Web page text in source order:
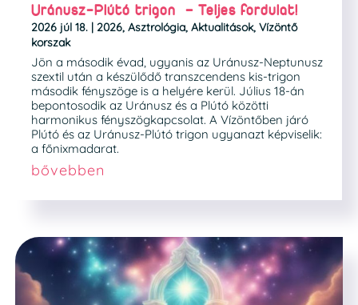
Uránusz-Plútó trigon – Teljes fordulat!
2026 júl 18. | 2026, Asztrológia, Aktualitások, Vízöntő
korszak
Jön a második évad, ugyanis az Uránusz-Neptunusz
szextil után a készülődő transzcendens kis-trigon
második fényszöge is a helyére kerül. Július 18-án
bepontosodik az Uránusz és a Plútó közötti
harmonikus fényszögkapcsolat. A Vízöntőben járó
Plútó és az Uránusz-Plútó trigon ugyanazt képviselik:
a főnixmadarat.
bővebben